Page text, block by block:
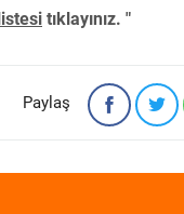
tıklayınız. "
Paylaş